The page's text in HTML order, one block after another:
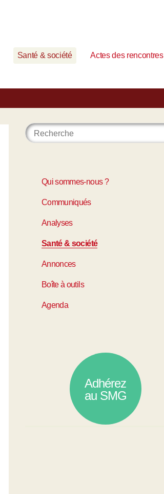
Santé & société Actes des rencontres
Qui sommes-nous ?
Communiqués
Analyses
Santé & société
Annonces
Boîte à outils
Agenda
Adhérez
au SMG